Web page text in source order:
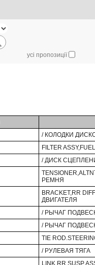
усі пропозиції
/ КОЛОДКИ
FILTER
/ ДИСК
РЕМНЯ
BRACKET,RR
ДВИГАТЕЛЯ
/ РЫЧАГ
/ РЫЧАГ
TIE
/ РУЛЕВАЯ ТЯГА
LINK.RR SUSP